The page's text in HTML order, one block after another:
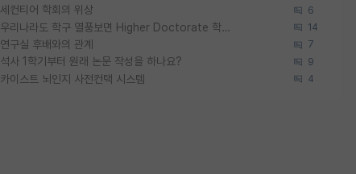
세컨티어 학회의 위상 6
우리나라도 학구 열풍보면 Higher Doctorate 학위가 필요하다고 봅니다. 14
연구실 후배와의 관계 7
석사 1학기부터 원래 논문 작성을 하나요? 9
카이스트 뇌인지 사전컨택 시스템 4